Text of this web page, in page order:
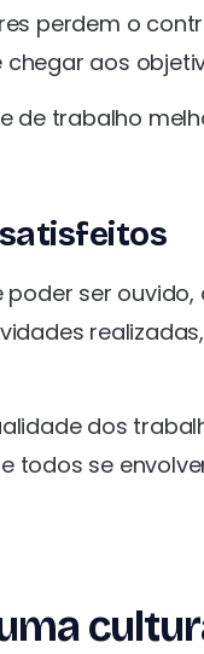
perdem o
aos
de trabalho
ser
dos
todos se